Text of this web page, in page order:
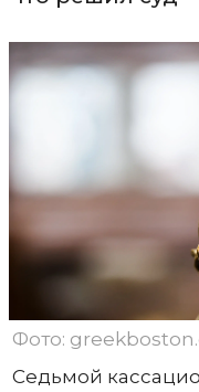
Фото:
Седьмой